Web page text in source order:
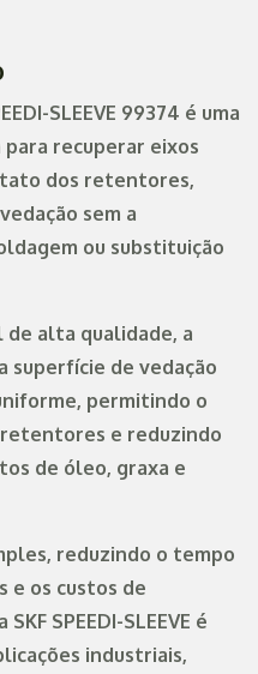
SLEEVE 99374 é uma
recuperar eixos
dos retentores,
sem a
ou substituição
de alta qualidade, a
superfície de vedação
permitindo o
e reduzindo
de óleo, graxa e
reduzindo o tempo
e os custos de
SPEEDI-SLEEVE é
industriais,